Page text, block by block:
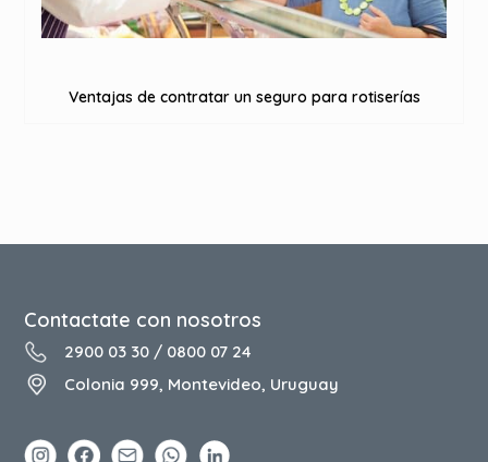
Ventajas de contratar un seguro para rotiserías
Contactate con nosotros
2900 03 30 / 0800 07 24
Colonia 999, Montevideo, Uruguay